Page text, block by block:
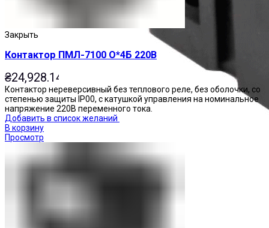
Реле промежуточные
Закрыть
Контактор ПМЛ-7100 О*4Б 220В
₴24,928.14
Контактор нереверсивный без теплового реле, без оболочки, со
степенью защиты IP00, с катушкой управления на номинальное
напряжение 220В переменного тока.
Добавить в список желаний
В корзину
Просмотр